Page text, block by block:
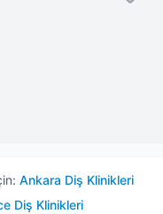
Ankara Diş Klinikleri
Diş Klinikleri